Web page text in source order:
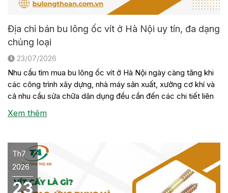
Địa chỉ bán bu lông ốc vít ở Hà Nội uy tín, đa dạng
chủng loại
23/07/2026
Nhu cầu tìm mua bu lông ốc vít ở Hà Nội ngày càng tăng khi
các công trình xây dựng, nhà máy sản xuất, xưởng cơ khí và
cả nhu cầu sửa chữa dân dụng đều cần đến các chi tiết liên
kết này. Tuy nhiên, không phải đơn vị nào cũng có sẵn đầy
[…]
Xem thêm
Th7
2026
23